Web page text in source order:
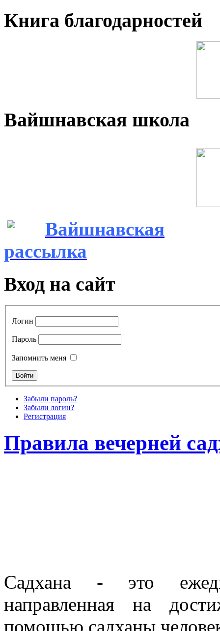
Книга благодарностей
Вайшнавская школа
Вайшнавская
рассылка
Вход на сайт
Логин
Пароль
Запомнить меня
Забыли пароль?
Забыли логин?
Регистрация
Правила вечерней
Садхана - это
направленная на
помощью садханы